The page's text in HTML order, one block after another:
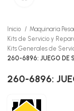
Inicio Maquinaria
Kits de Servicio y
Kits Generales de
260-6896: JUEGO DE
260-6896: